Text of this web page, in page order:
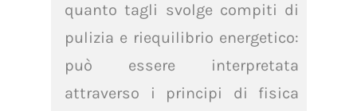
quanto tagli svolge compiti di
pulizia e riequilibrio energetico:
può essere interpretata
attraverso i principi di fisica